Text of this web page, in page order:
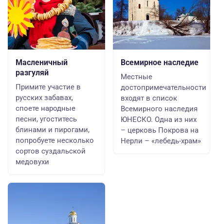
Масленичный
разгуляй
Примите участие в
русских забавах,
споете народные
песни, угоститесь
блинами и пирогами,
попробуете несколько
сортов суздальской
медовухи
Всемирное наследие
Местные
достопримечательности
входят в список
Всемирного наследия
ЮНЕСКО. Одна из них
– церковь Покрова на
Нерли – «лебедь-храм»